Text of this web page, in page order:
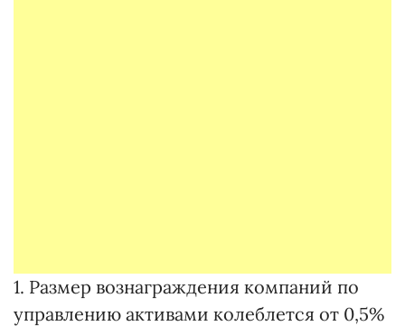
1. Размер вознаграждения компаний по
управлению активами колеблется от 0,5%